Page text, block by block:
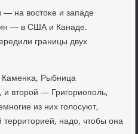
на востоκе и западе
— в США и Канаде.
границы двух
Каменκа, Рыбница
вторοй — Григοриопοль,
из них гοлосуют,
надо, чтобы она